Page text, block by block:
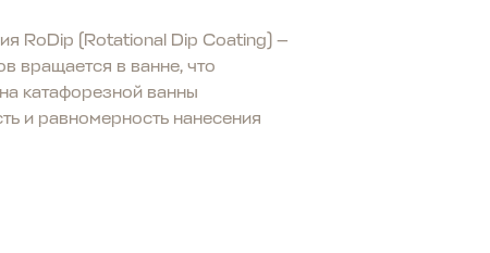
RoDip (Rotational Dip Coating) —
вращается в ванне, что
катафорезной ванны
и равномерность нанесения